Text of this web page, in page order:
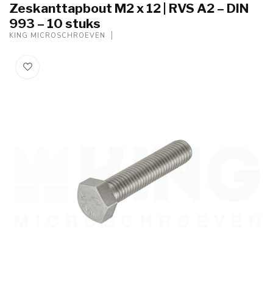
Zeskanttapbout M2 x 12 | RVS A2 – DIN
993 – 10 stuks
KING MICROSCHROEVEN